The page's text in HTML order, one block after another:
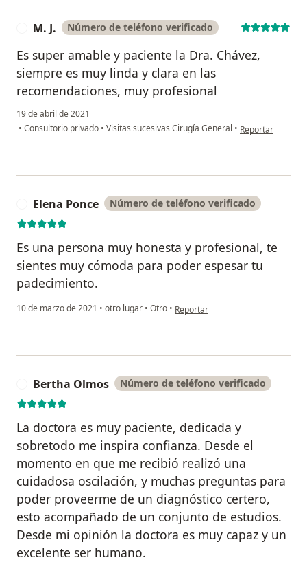
M. J. Número de teléfono verificado
Es super amable y paciente la Dra. Chávez,
siempre es muy linda y clara en las
recomendaciones, muy profesional
19 de abril de 2021
• Consultorio privado • Visitas sucesivas Cirugía General • en opinión del
Reportar
Elena Ponce Número de teléfono verificado
Es una persona muy honesta y profesional, te
sientes muy cómoda para poder espesar tu
padecimiento.
10 de marzo de 2021 • otro lugar • Otro • en opinión del usuario Elena Ponce
Reportar
Bertha Olmos Número de teléfono verificado
La doctora es muy paciente, dedicada y
sobretodo me inspira confianza. Desde el
momento en que me recibió realizó una
cuidadosa oscilación, y muchas preguntas para
poder proveerme de un diagnóstico certero,
esto acompañado de un conjunto de estudios.
Desde mi opinión la doctora es muy capaz y un
excelente ser humano.